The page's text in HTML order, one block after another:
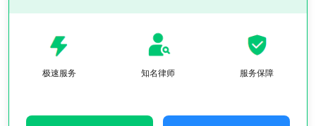
极速服务 知名律师 服务保障